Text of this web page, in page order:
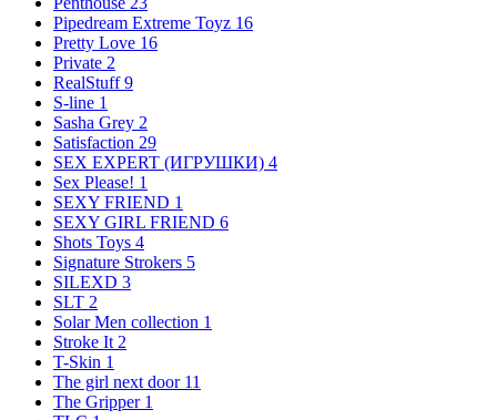
Pipedream Extreme Toyz 16
Pretty Love 16
Private 2
RealStuff 9
S-line 1
Sasha Grey 2
Satisfaction 29
SEX EXPERT (ИГРУШКИ) 4
Sex Please! 1
SEXY FRIEND 1
SEXY GIRL FRIEND 6
Shots Toys 4
Signature Strokers 5
SILEXD 3
SLT 2
Solar Men collection 1
Stroke It 2
T-Skin 1
The girl next door 11
The Gripper 1